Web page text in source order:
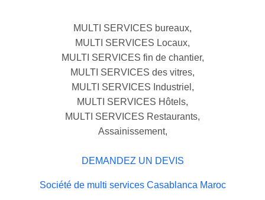
MULTI SERVICES bureaux,
MULTI SERVICES Locaux,
MULTI SERVICES fin de chantier,
MULTI SERVICES des vitres,
MULTI SERVICES Industriel,
MULTI SERVICES Hôtels,
MULTI SERVICES Restaurants,
Assainissement,
DEMANDEZ UN DEVIS
Société de multi services Casablanca Maroc